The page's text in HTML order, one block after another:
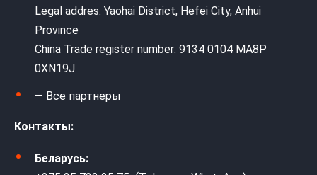
Legal addres: Yaohai District, Hefei City, Anhui
Province
China Trade register number: 9134 0104 MA8P
0XN19J
— Все партнеры
Контакты:
Беларусь: